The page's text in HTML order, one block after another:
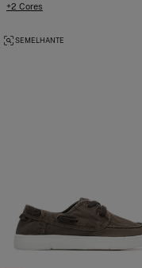
+2 Cores
SEMELHANTE